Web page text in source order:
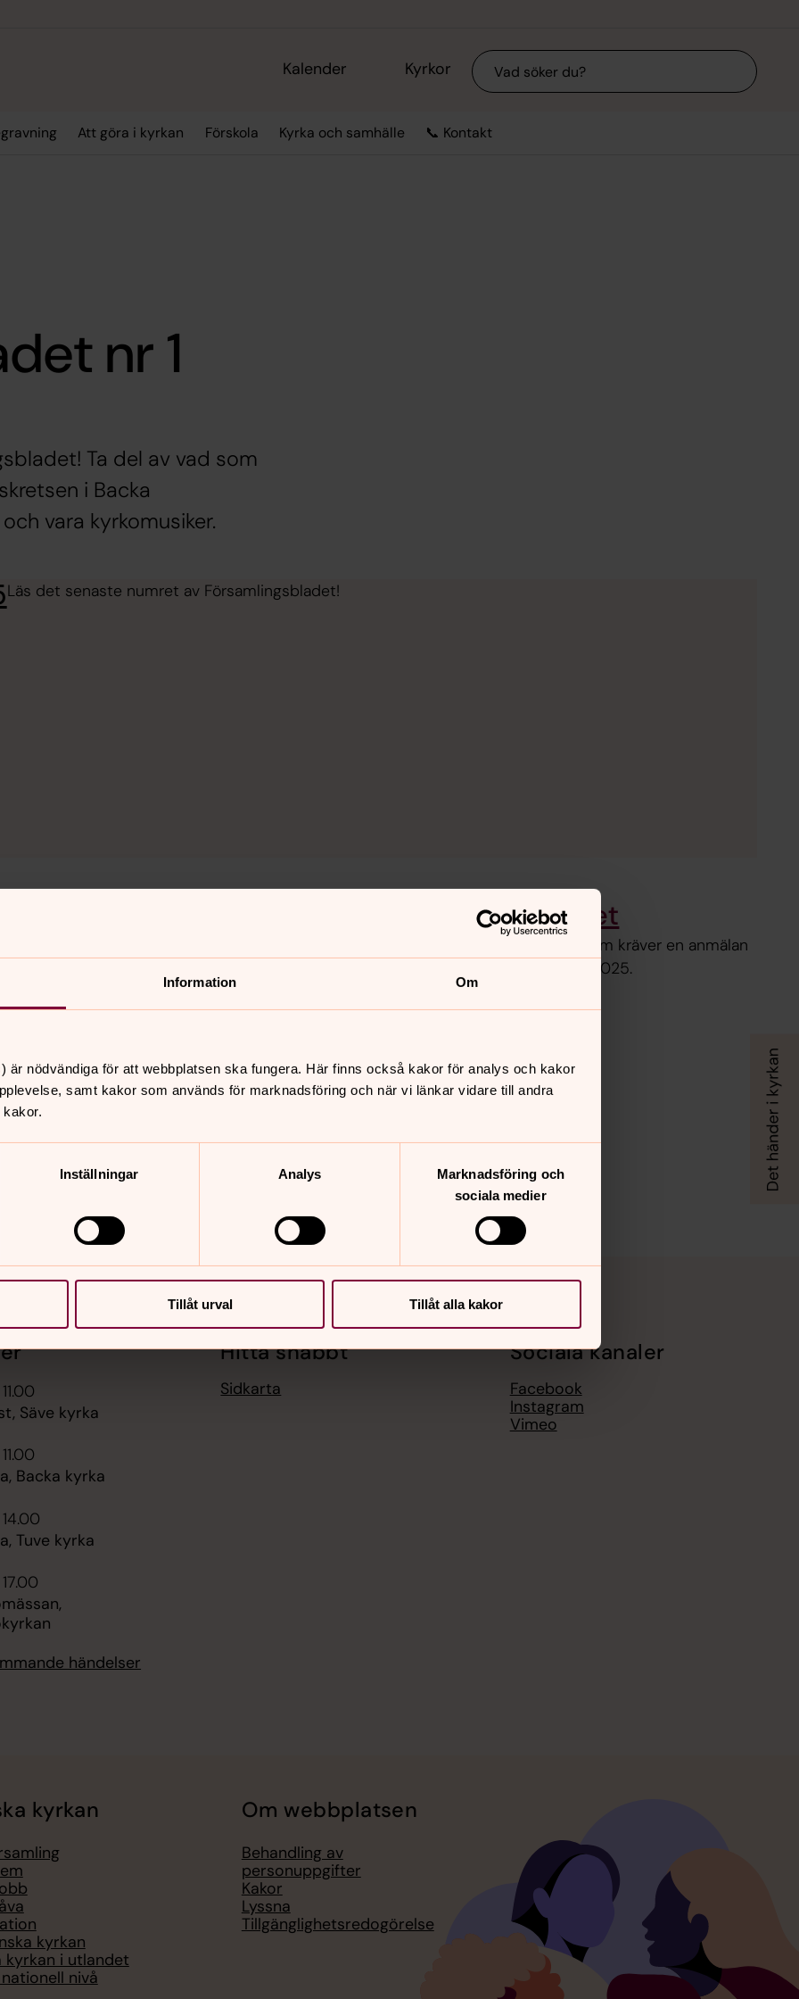
Information Om
är nödvändiga för att webbplatsen ska fungera. Här finns också kakor för analys och kakor
samt kakor som används för marknadsföring och när vi länkar vidare till andra
Inställningar Analys
Marknadsföring och
sociala medier
Tillåt urval Tillåt alla kakor
Kalender Kyrkor Sök
Att göra i kyrkan Förskola Kyrka och samhälle 📞 Kontakt
nr 1
Ta del av vad som
i Backa
vara kyrkomusiker.
Läs det senaste numret av Församlingsbladet!
i
ett bostadsområde i
400 personer blev
Anmälan - på gång i pastoratet
På denna sida kan du anmäla dig till de evenemang som kräver en anmälan
under "På gång i pastoratet" i Församlingsbladet nr 3 2025.
Säve kyrka
Backa kyrka
Tuve kyrka
händelser
Hitta snabbt
Sidkarta
Sociala kanaler
Facebook
Instagram
Vimeo
kyrkan
kyrkan
kyrkan i utlandet
nivå
Om webbplatsen
Behandling av
personuppgifter
Kakor
Lyssna
Tillgänglighetsredogörelse